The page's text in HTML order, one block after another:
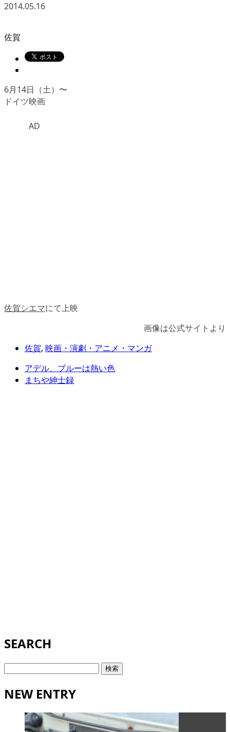
2014.05.16
佐賀
6月14日（土）〜
ドイツ映画
AD
佐賀シエマにて上映
画像は公式サイトより
佐賀, 映画・演劇・アニメ・マンガ
アデル、ブルーは熱い色
まちや紳士録
SEARCH
検
NEW ENTRY